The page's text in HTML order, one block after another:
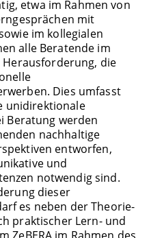
etwa im Rahmen von
mit
im kollegialen
alle Beratende im
die
Dies umfasst
unidirektionale
Beratung werden
nachhaltige
entworfen,
und
notwendig sind.
dieser
es neben der Theorie-
praktischer Lern- und